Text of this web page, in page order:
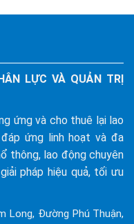
LỰC VÀ QUẢN TRỊ
ứng và cho thuê lại lao
ứng linh hoạt và đa
thông, lao động chuyên
pháp hiệu quả, tối ưu
Long, Đường Phú Thuận,